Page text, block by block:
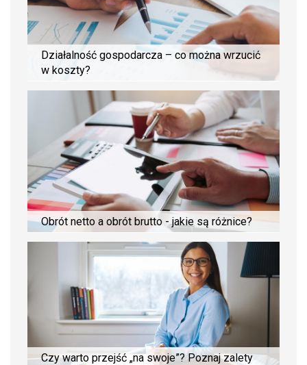
Działalność gospodarcza – co można wrzucić
w koszty?
Obrót netto a obrót brutto - jakie są różnice?
Czy warto przejść „na swoje”? Poznaj zalety